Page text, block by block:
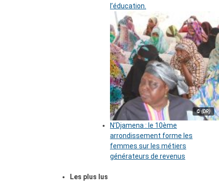
l’éducation.
© (DR)
N’Djamena : le 10ème
arrondissement forme les
femmes sur les métiers
générateurs de revenus
Les plus lus